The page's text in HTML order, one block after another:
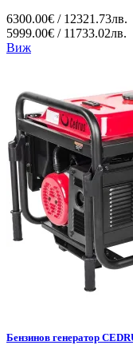
6300.00€ / 12321.73лв.
5999.00€ / 11733.02лв.
Виж
Бензинов генератор